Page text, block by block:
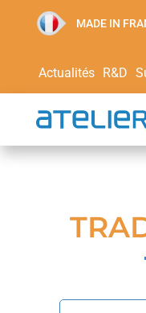
MADE IN
Actualités R&D